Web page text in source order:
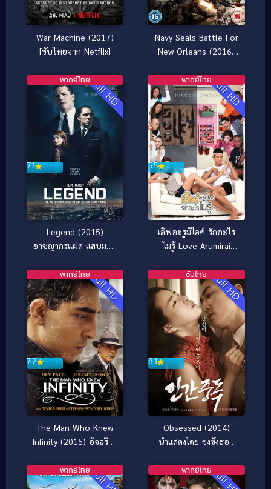
War Machine (2017)
[ซับไทยจาก Netflix]
Navy Seals Battle For
New Orleans (2016)
ซอมบี้
Full HD
7.1
พากย์ไทย
Legend (2015)
อาชญากรแฝด แสบมหา
Full HD
5.5
พากย์ไทย
เลิฟอะรูมิไลค์ รักอะไร
ไม่รู้ Love Arumirai
Full HD
7.2
พากย์ไทย
The Man Who Knew
Infinity (2015) อัจฉริยะ
Full HD
8.1
ซับไทย
Obsessed (2014)
นำแสดงโดย ซงซึงฮอน
พากย์ไทย พากย์ไทย